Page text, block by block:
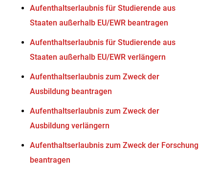
Aufenthaltserlaubnis für Studierende aus
Staaten außerhalb EU/EWR beantragen
Aufenthaltserlaubnis für Studierende aus
Staaten außerhalb EU/EWR verlängern
Aufenthaltserlaubnis zum Zweck der
Ausbildung beantragen
Aufenthaltserlaubnis zum Zweck der
Ausbildung verlängern
Aufenthaltserlaubnis zum Zweck der Forschung
beantragen